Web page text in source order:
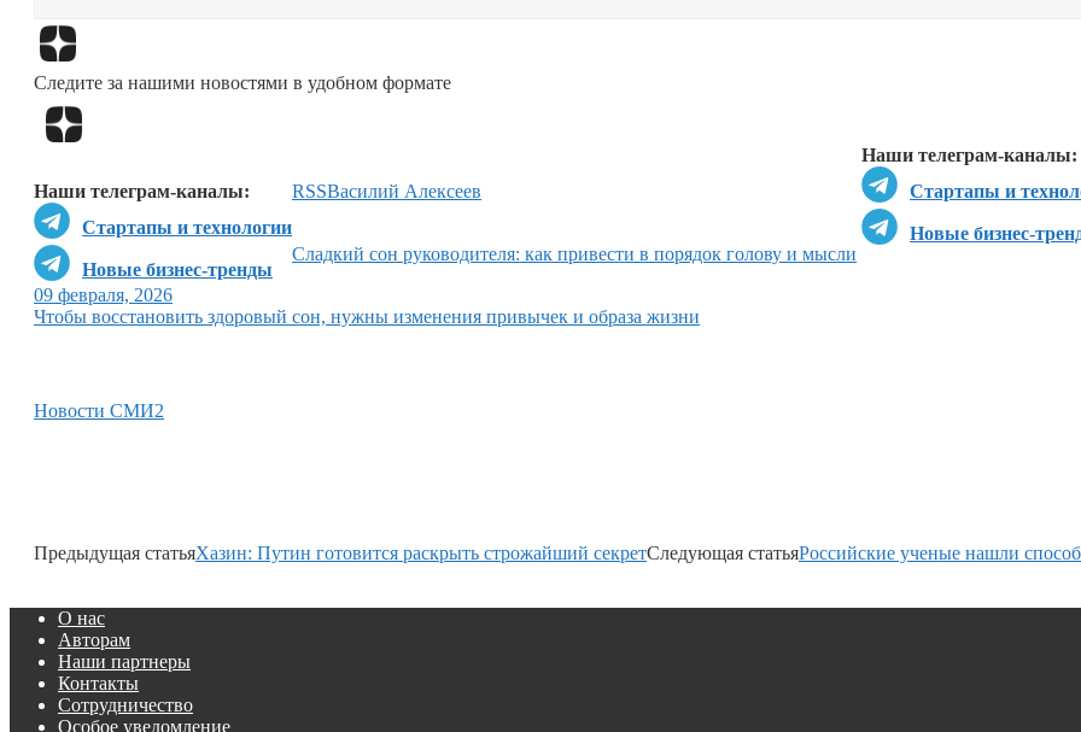
Следите за нашими новостями в удобном формате
Наши телеграм-каналы:
Стартапы и
Новые бизнес-
Наши телеграм-каналы:
Стартапы и технологии
Новые бизнес-тренды
RSSВасилий Алексеев
Сладкий сон руководителя: как привести в порядок голову и мысли
09 февраля, 2026
Чтобы восстановить здоровый сон, нужны изменения привычек и образа жизни
Новости СМИ2
Предыдущая статьяХазин: Путин готовится раскрыть строжайший секретСледующая статьяРоссийские ученые нашли способ
О нас
Авторам
Наши партнеры
Контакты
Сотрудничество
Особое уведомление